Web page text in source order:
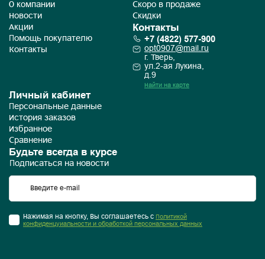
О компании
Новости
Акции
Помощь покупателю
Контакты
Скоро в продаже
Скидки
Контакты
+7 (4822) 577-900
opt0907@mail.ru
г. Тверь,
ул.2-ая Лукина,
д.9
Найти на карте
Личный кабинет
Персональные данные
История заказов
Избранное
Сравнение
Будьте всегда в курсе
Подписаться на новости
Нажимая на кнопку, Вы соглашаетесь с Политикой
конфиденцуиальности и обработкой персональных данных